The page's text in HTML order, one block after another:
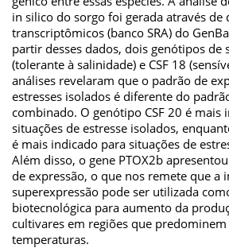
in silico do sorgo foi gerada através de
transcriptômicos (banco SRA) do
partir desses dados, dois genótipos de
(tolerante à salinidade) e CSF 18
análises revelaram que o padrão de
estresses isolados é diferente do
combinado. O genótipo CSF 20 é mais
situações de estresse isolados,
é mais indicado para situações de
Além disso, o gene PTOX2b
de expressão, o que nos remete que a
superexpressão pode ser utilizada
biotecnológica para aumento da
cultivares em regiões que
temperaturas.